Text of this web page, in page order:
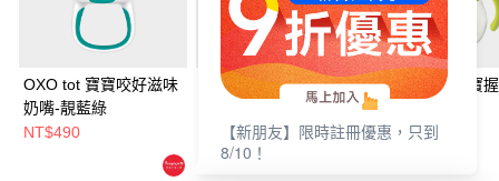
OXO tot 寶寶咬好滋味
奶嘴-靚藍綠
NT$490
OXO TOT 寶寶啾吸管
NT$490
OXO TOT 寶寶
杯-青蘋綠
NT$490
【新朋友】限時註冊優惠，只到
8/10！